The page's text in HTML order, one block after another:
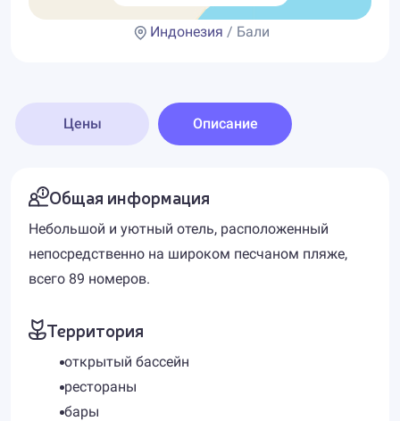
Индонезия / Бали
Цены Описание
Общая информация
Небольшой и уютный отель, расположенный
непосредственно на широком песчаном пляже,
всего 89 номеров.
Территория
открытый бассейн
рестораны
бары